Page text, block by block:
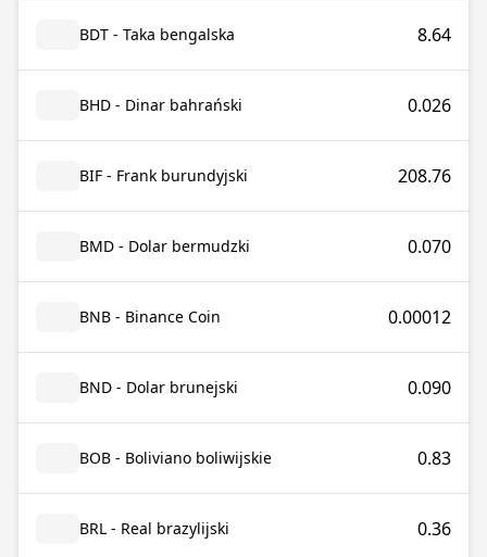
BDT - Taka bengalska 8.64
BHD - Dinar bahrański 0.026
BIF - Frank burundyjski 208.76
BMD - Dolar bermudzki 0.070
BNB - Binance Coin 0.00012
BND - Dolar brunejski 0.090
BOB - Boliviano boliwijskie 0.83
BRL - Real brazylijski 0.36